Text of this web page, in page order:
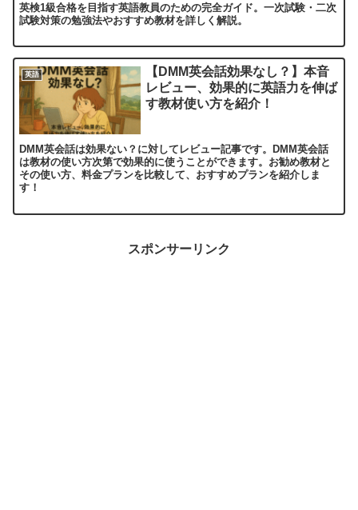
英検1級合格を目指す英語教員のための完全ガイド。一次試験・二次
試験対策の勉強法やおすすめ教材を詳しく解説。
英語
【DMM英会話効果なし？】本音
レビュー、効果的に英語力を伸ば
す教材使い方を紹介！
DMM英会話は効果ない？に対してレビュー記事です。DMM英会話
は教材の使い方次第で効果的に使うことができます。お勧め教材と
その使い方、料金プランを比較して、おすすめプランを紹介しま
す！
スポンサーリンク